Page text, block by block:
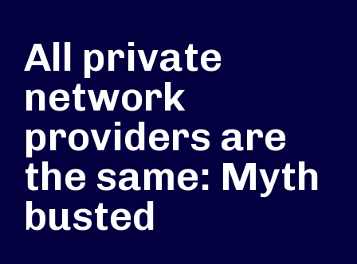
All private
network
providers are
the same: Myth
busted